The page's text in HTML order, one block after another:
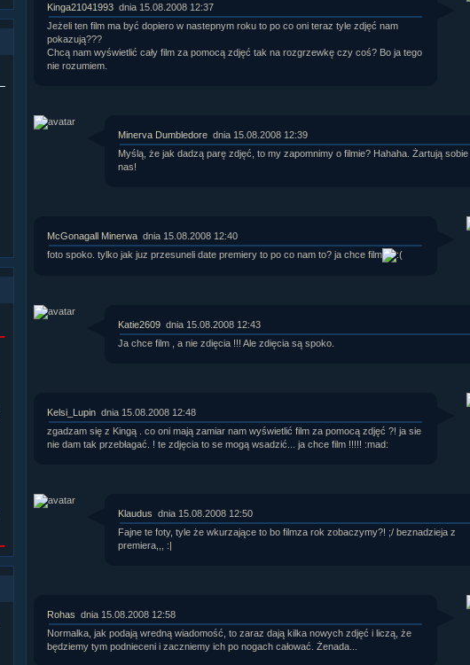
Zdjęć w galerii:
3,921
319,637
Komentarzy do materiałów:
Kinga21041993 dnia 15.08.2008 12:37
Jeżeli ten film ma być dopiero w nastepnym roku to po co oni teraz tyle zdjęć nam
pokazują???
Chcą nam wyświetlić cały film za pomocą zdjęć tak na rozgrzewkę czy coś? Bo ja tego
nie rozumiem.
Minerva Dumbledore dnia 15.08.2008 12:39
Myślą, że jak dadzą parę zdjęć, to my zapomnimy o filmie? Hahaha. Żartują sobie
nas!
McGonagall Minerwa dnia 15.08.2008 12:40
foto spoko. tylko jak juz przesuneli date premiery to po co nam to? ja chce film
Katie2609 dnia 15.08.2008 12:43
Ja chce film , a nie zdięcia !!! Ale zdięcia są spoko.
Kelsi_Lupin dnia 15.08.2008 12:48
zgadzam się z Kingą . co oni mają zamiar nam wyświetlić film za pomocą zdjęć ?! ja sie
nie dam tak przebłagać. ! te zdjęcia to se mogą wsadzić... ja chce film !!!!! :mad:
Klaudus dnia 15.08.2008 12:50
Fajne te foty, tyle że wkurzające to bo filmza rok zobaczymy?! ;/ beznadzieja z
premiera,,, :|
Rohas dnia 15.08.2008 12:58
Normalka, jak podają wredną wiadomość, to zaraz dają kilka nowych zdjęć i liczą, że
będziemy tym podnieceni i zaczniemy ich po nogach całować. Żenada...